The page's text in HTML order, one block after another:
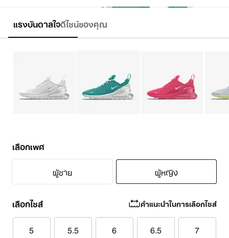
ออกแบบเอง
แรงบันดาลใจดีไซน์ของคุณ
เลือกเพศ
ผู้ชาย
ผู้หญิง
เลือกไซส์
คำแนะนำในการเลือกไซส์
5 5.5 6 6.5
7